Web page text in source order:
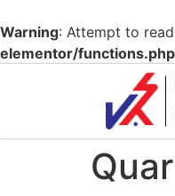
Warning: Attempt to
elementor/functions.php